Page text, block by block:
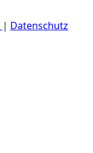
| Datenschutz